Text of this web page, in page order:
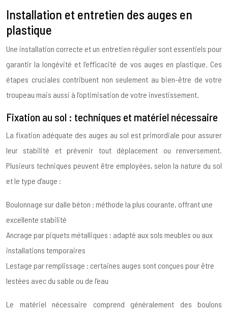
Installation et entretien des auges en
plastique
Une installation correcte et un entretien régulier sont essentiels pour
garantir la longévité et l’efficacité de vos auges en plastique. Ces
étapes cruciales contribuent non seulement au bien-être de votre
troupeau mais aussi à l’optimisation de votre investissement.
Fixation au sol : techniques et matériel nécessaire
La fixation adéquate des auges au sol est primordiale pour assurer
leur stabilité et prévenir tout déplacement ou renversement.
Plusieurs techniques peuvent être employées, selon la nature du sol
et le type d’auge :
Boulonnage sur dalle béton : méthode la plus courante, offrant une
excellente stabilité
Ancrage par piquets métalliques : adapté aux sols meubles ou aux
installations temporaires
Lestage par remplissage : certaines auges sont conçues pour être
lestées avec du sable ou de l’eau
Le matériel nécessaire comprend généralement des boulons